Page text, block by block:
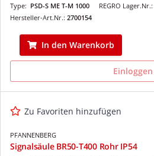
REGRO Lager.Nr.:
Type: PSD-S ME T-M 1000
Hersteller-Art.Nr.: 2700154
In den Warenkorb
Einloggen
Zu Favoriten hinzufügen
PFANNENBERG
Signalsäule BR50-T400 Rohr IP54